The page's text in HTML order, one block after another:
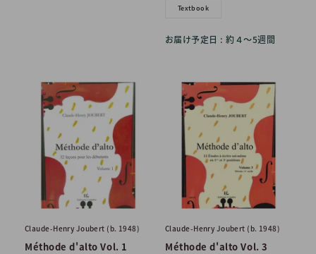
Textbook
お届け予定日 : 約４〜5週間
Claude-Henry Joubert (b. 1948)
Méthode d'alto Vol. 1
Claude-Henry Joubert (b. 1948)
Méthode d'alto Vol. 3